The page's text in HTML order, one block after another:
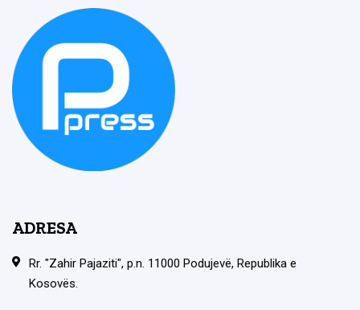
ADRESA
Rr. "Zahir Pajaziti", p.n. 11000 Podujevë, Republika e
Kosovës.